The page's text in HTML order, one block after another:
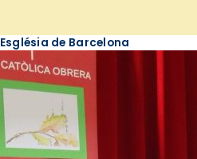
Església de Barcelona